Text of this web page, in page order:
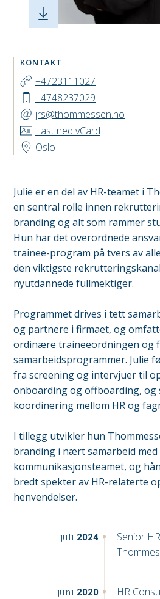
KONTAKT
+4723111027
+4748237029
jrs@thommessen.no
Last ned vCard
Oslo
Julie er en del av HR-teamet i
en sentral rolle innen
branding og alt som rammer
Hun har det overordnede
trainee-program på tvers av
den viktigste
nyutdannede fullmektiger.
Programmet drives i tett
og partnere i firmaet, og
ordinære traineeordningen og
samarbeidsprogrammer. Julie
fra screening og intervjuer til
onboarding og offboarding, og
koordinering mellom HR og
I tillegg utvikler hun
branding i nært samarbeid
kommunikasjonsteamet, og
bredt spekter av HR-relaterte
henvendelser.
juli 2024
Senior
juni 2020
HR